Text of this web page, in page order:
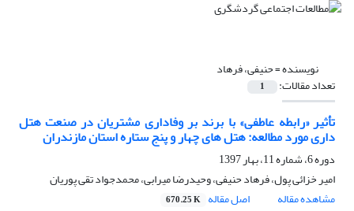
نویسنده =حنیفی، فرهاد
تعداد مقالات: 1
تأثیر «رابطه عاطفی» با برند بر وفاداری مشتریان در صنعت هتل
داری مورد مطالعه: هتل های چهار و پنج ستاره استان مازندران
دوره 6، شماره 11، بهار 1397
امیر خزائی پول، فرهاد حنیفی، وحیدرضا میرابی، محمدجواد تقی پوریان
مشاهده مقاله
اصل مقاله 670.25 K